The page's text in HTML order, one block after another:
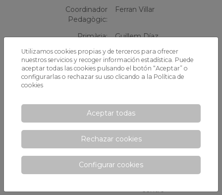
Coordinador
Pedagògic:
Ferran Villar
Primària:
Guillem Díaz
Secundària:
Alberto Quesada
Cicles Formatius:
Miguel Ángel Otín
PART
ESTRATÈGICA
CULTURA
DIGITAL
centre
centre
Utilizamos cookies propias y de terceros para ofrecer
nuestros servicios y recoger información estadística. Puede
aceptar todas las cookies pulsando el botón “Aceptar” o
configurarlas o rechazar su uso clicando a la Política de
cookies
Aceptar todas
Rechazar cookies
Configurar cookies